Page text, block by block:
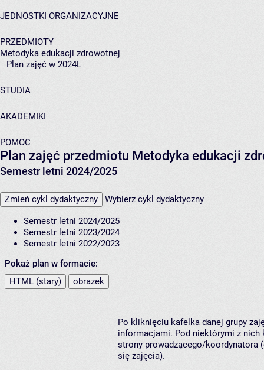
JEDNOSTKI ORGANIZACYJNE
PRZEDMIOTY
Metodyka edukacji zdrowotnej
Plan zajęć w 2024L
STUDIA
AKADEMIKI
POMOC
Plan zajęć przedmiotu Metodyka edukacji
Semestr letni 2024/2025
Zmień cykl dydaktyczny Wybierz cykl dydaktyczny
Semestr letni 2024/2025
Semestr letni 2023/2024
Semestr letni 2022/2023
Pokaż plan w formacie:
HTML (stary)
obrazek
Po kliknięciu kafelka danej grupy
informacjami. Pod niektórymi z nich
strony prowadzącego/koordynatora
się zajęcia).